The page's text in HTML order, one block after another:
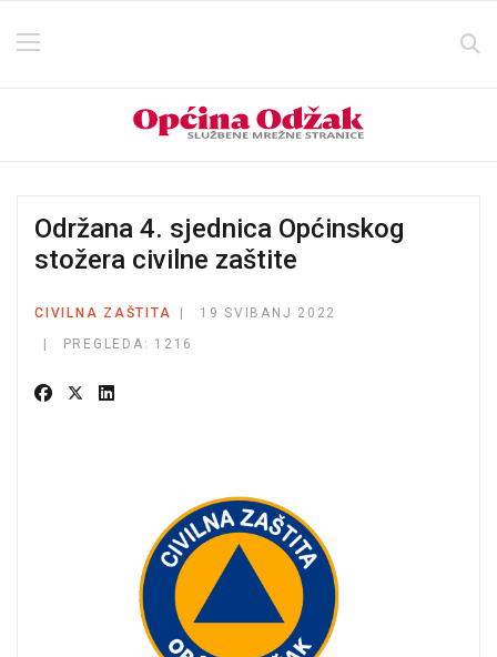
Održana 4. sjednica Općinskog
stožera civilne zaštite
CIVILNA ZAŠTITA
19 SVIBANJ 2022
PREGLEDA: 1216